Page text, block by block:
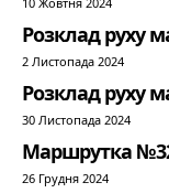
Розклад руху
2 Листопада 2024
Розклад руху
30 Листопада 2024
Маршрутка
26 Грудня 2024